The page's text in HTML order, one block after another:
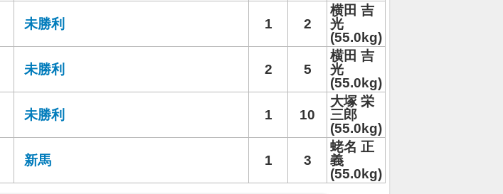
未勝利 1 2
横田 吉
光
(55.0kg)
未勝利 2 5
横田 吉
光
(55.0kg)
未勝利 1 10
大塚 栄
三郎
(55.0kg)
新馬 1 3
蛯名 正
義
(55.0kg)